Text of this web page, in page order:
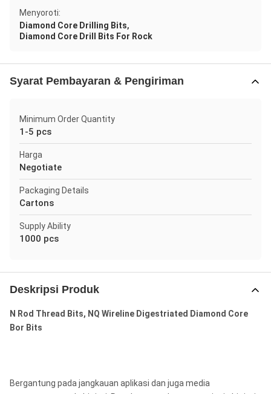
Menyoroti:
Diamond Core Drilling Bits,
Diamond Core Drill Bits For Rock
Syarat Pembayaran & Pengiriman
Minimum Order Quantity
1-5 pcs
Harga
Negotiate
Packaging Details
Cartons
Supply Ability
1000 pcs
Deskripsi Produk
N Rod Thread Bits, NQ Wireline Digestriated Diamond Core
Bor Bits
Bergantung pada jangkauan aplikasi dan juga media